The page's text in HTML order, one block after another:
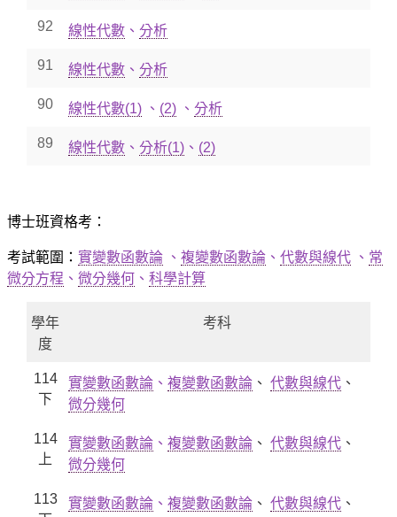
92 線性代數 、 分析
91 線性代數 、 分析
90 線性代數(1) 、 (2) 、 分析
89 線性代數 、 分析(1) 、 (2)
博士班資格考：
考試範圍： 實變數函數論 、 複變數函數論 、 代數與線代 、 常
微分方程 、 微分幾何 、 科學計算
學年
度
考科
114
下
實變數函數論 、 複變數函數論 、 代數與線代 、
微分幾何
114
上
實變數函數論 、 複變數函數論 、 代數與線代 、
微分幾何
113
實變數函數論 、 複變數函數論 、 代數與線代 、